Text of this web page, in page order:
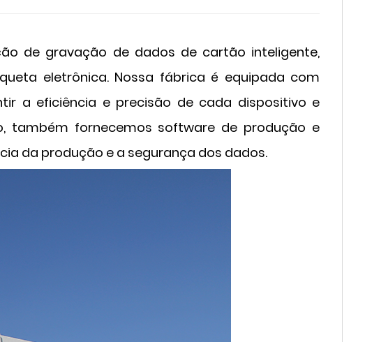
de gravação de dados de cartão inteligente,
eletrônica. Nossa fábrica é equipada com
a eficiência e precisão de cada dispositivo e
também fornecemos software de produção e
da produção e a segurança dos dados.